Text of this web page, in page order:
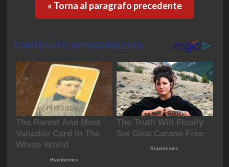
« Torna al paragrafo precedente